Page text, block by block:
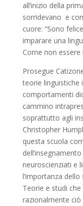
all’inizio della
sorridevano e
cuore: “Sono
imparare una
Come non
Prosegue
teorie linguistiche
comportamenti
cammino
soprattutto agli
Christopher
questa scuola
neuroscienziati e
l’importanza
Teorie e studi
razionalmente